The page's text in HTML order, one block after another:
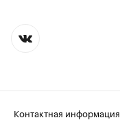
Контактная информация